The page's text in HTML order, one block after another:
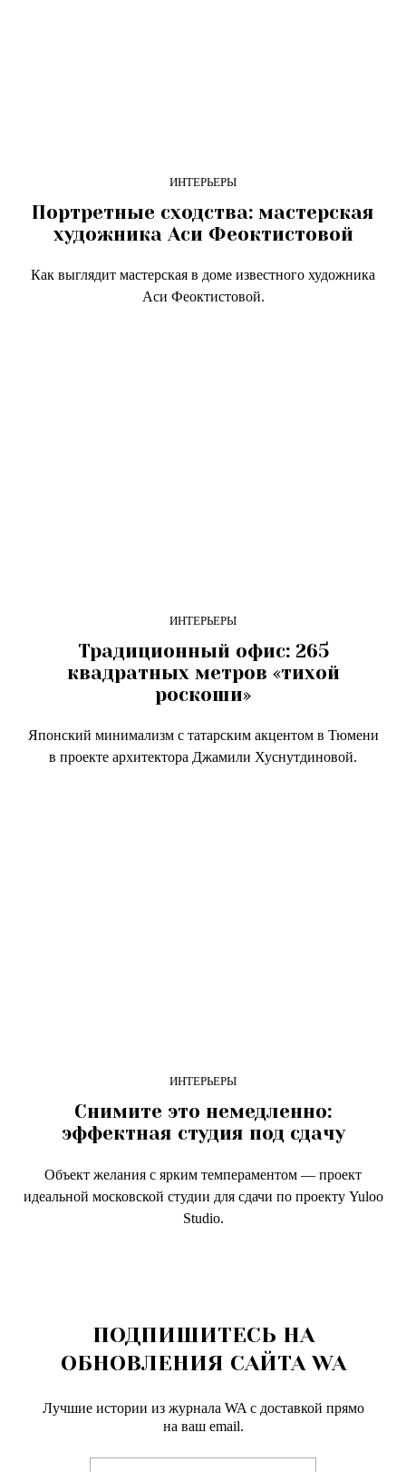
ИНТЕРЬЕРЫ
Портретные сходства: мастерская
художника Аси Феоктистовой
Как выглядит мастерская в доме известного художника
Аси Феоктистовой.
ИНТЕРЬЕРЫ
Традиционный офис: 265
квадратных метров «тихой
роскоши»
Японский минимализм с татарским акцентом в Тюмени
в проекте архитектора Джамили Хуснутдиновой.
ИНТЕРЬЕРЫ
Снимите это немедленно:
эффектная студия под сдачу
Объект желания с ярким темпераментом — проект
идеальной московской студии для сдачи по проекту Yuloo
Studio.
ПОДПИШИТЕСЬ НА
ОБНОВЛЕНИЯ САЙТА WA
Лучшие истории из журнала WA c доставкой прямо
на ваш email.